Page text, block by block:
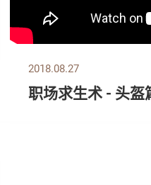
2018.08.27
职场求生术 - 头盔